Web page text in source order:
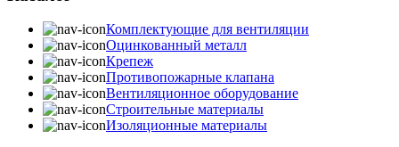
Комплектующие для вентиляции
Оцинкованный металл
Крепеж
Противопожарные клапана
Вентиляционное оборудование
Строительные материалы
Изоляционные материалы